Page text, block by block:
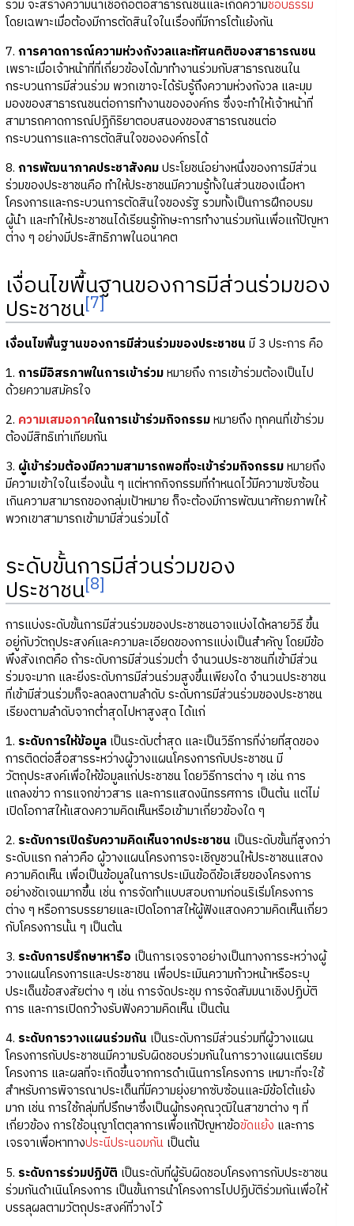
ร่วม จะสร้างความน่าเชื่อถือต่อสาธารณชนและเกิดความชอบธรรม
โดยเฉพาะเมื่อต้องมีการตัดสินใจในเรื่องที่มีการโต้แย้งกัน
7. การคาดการณ์ความห่วงกังวลและทัศนคติของสาธารณชน
เพราะเมื่อเจ้าหน้าที่ที่เกี่ยวข้องได้มาทำงานร่วมกับสาธารณชนใน
กระบวนการมีส่วนร่วม พวกเขาจะได้รับรู้ถึงความห่วงกังวล และมุม
มองของสาธารณชนต่อการทำงานขององค์กร ซึ่งจะทำให้เจ้าหน้าที่
สามารถคาดการณ์ปฏิกิริยาตอบสนองของสาธารณชนต่อ
กระบวนการและการตัดสินใจขององค์กรได้
8. การพัฒนาภาคประชาสังคมประโยชน์อย่างหนึ่งของการมีส่วน
ร่วมของประชาชนคือ ทำให้ประชาชนมีความรู้ทั้งในส่วนของเนื้อหา
โครงการและกระบวนการตัดสินใจของรัฐ รวมทั้งเป็นการฝึกอบรม
ผู้นำ และทำให้ประชาชนได้เรียนรู้ทักษะการทำงานร่วมกันเพื่อแก้ปัญหา
ต่าง ๆ อย่างมีประสิทธิภาพในอนาคต
เงื่อนไขพื้นฐานของการมีส่วนร่วมของ
ประชาชน[7]
เงื่อนไขพื้นฐานของการมีส่วนร่วมของประชาชน มี 3 ประการ คือ
1. การมีอิสรภาพในการเข้าร่วมหมายถึง การเข้าร่วมต้องเป็นไป
ด้วยความสมัครใจ
2. ความเสมอภาคในการเข้าร่วมกิจกรรมหมายถึง ทุกคนที่เข้าร่วม
ต้องมีสิทธิเท่าเทียมกัน
3. ผู้เข้าร่วมต้องมีความสามารถพอที่จะเข้าร่วมกิจกรรมหมายถึง
มีความเข้าใจในเรื่องนั้น ๆ แต่หากกิจกรรมที่กำหนดไว้มีความซับซ้อน
เกินความสามารถของกลุ่มเป้าหมาย ก็จะต้องมีการพัฒนาศักยภาพให้
พวกเขาสามารถเข้ามามีส่วนร่วมได้
ระดับขั้นการมีส่วนร่วมของ
ประชาชน[8]
การแบ่งระดับขั้นการมีส่วนร่วมของประชาชนอาจแบ่งได้หลายวิธี ขึ้น
อยู่กับวัตถุประสงค์และความละเอียดของการแบ่งเป็นสำคัญ โดยมีข้อ
พึงสังเกตคือ ถ้าระดับการมีส่วนร่วมต่ำ จำนวนประชาชนที่เข้ามีส่วน
ร่วมจะมาก และยิ่งระดับการมีส่วนร่วมสูงขึ้นเพียงใด จำนวนประชาชน
ที่เข้ามีส่วนร่วมก็จะลดลงตามลำดับ ระดับการมีส่วนร่วมของประชาชน
เรียงตามลำดับจากต่ำสุดไปหาสูงสุด ได้แก่
1. ระดับการให้ข้อมูลเป็นระดับต่ำสุด และเป็นวิธีการที่ง่ายที่สุดของ
การติดต่อสื่อสารระหว่างผู้วางแผนโครงการกับประชาชน มี
วัตถุประสงค์เพื่อให้ข้อมูลแก่ประชาชน โดยวิธีการต่าง ๆ เช่น การ
แถลงข่าว การแจกข่าวสาร และการแสดงนิทรรศการ เป็นต้น แต่ไม่
เปิดโอกาสให้แสดงความคิดเห็นหรือเข้ามาเกี่ยวข้องใด ๆ
2. ระดับการเปิดรับความคิดเห็นจากประชาชน เป็นระดับขั้นที่สูงกว่า
ระดับแรก กล่าวคือ ผู้วางแผนโครงการจะเชิญชวนให้ประชาชนแสดง
ความคิดเห็น เพื่อเป็นข้อมูลในการประเมินข้อดีข้อเสียของโครงการ
อย่างชัดเจนมากขึ้น เช่น การจัดทำแบบสอบถามก่อนริเริ่มโครงการ
ต่าง ๆ หรือการบรรยายและเปิดโอกาสให้ผู้ฟังแสดงความคิดเห็นเกี่ยว
กับโครงการนั้น ๆ เป็นต้น
3. ระดับการปรึกษาหารือ เป็นการเจรจาอย่างเป็นทางการระหว่างผู้
วางแผนโครงการและประชาชน เพื่อประเมินความก้าวหน้าหรือระบุ
ประเด็นข้อสงสัยต่าง ๆ เช่น การจัดประชุม การจัดสัมมนาเชิงปฏิบัติ
การ และการเปิดกว้างรับฟังความคิดเห็น เป็นต้น
4. ระดับการวางแผนร่วมกัน เป็นระดับการมีส่วนร่วมที่ผู้วางแผน
โครงการกับประชาชนมีความรับผิดชอบร่วมกันในการวางแผนเตรียม
โครงการ และผลที่จะเกิดขึ้นจากการดำเนินการโครงการ เหมาะที่จะใช้
สำหรับการพิจารณาประเด็นที่มีความยุ่งยากซับซ้อนและมีข้อโต้แย้ง
มาก เช่น การใช้กลุ่มที่ปรึกษาซึ่งเป็นผู้ทรงคุณวุฒิในสาขาต่าง ๆ ที่
เกี่ยวข้อง การใช้อนุญาโตตุลาการเพื่อแก้ปัญหาข้อขัดแย้ง และการ
เจรจาเพื่อหาทางประนีประนอมกันเป็นต้น
5. ระดับการร่วมปฏิบัติ เป็นระดับที่ผู้รับผิดชอบโครงการกับประชาชน
ร่วมกันดำเนินโครงการ เป็นขั้นการนำโครงการไปปฏิบัติร่วมกันเพื่อให้
บรรลุผลตามวัตถุประสงค์ที่วางไว้